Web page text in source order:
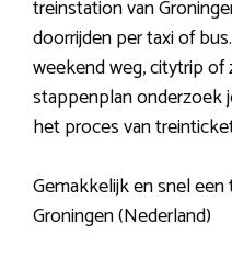
treinstation van
doorrijden per taxi of
weekend weg, citytrip
stappenplan onderzoek
het proces van
Gemakkelijk en snel
Groningen (Nederland)